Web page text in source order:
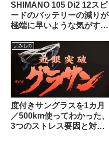
SHIMANO 105 Di2 12スピ
ードのバッテリーの減りが
極端に早いような気がする
（海外掲示板から）
よみもの
度付きサングラスを1カ月
／500km使ってわかった、
3つのストレス要因と対策